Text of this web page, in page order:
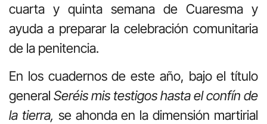
cuarta y quinta semana de Cuaresma y
ayuda a preparar la celebración comunitaria
de la penitencia.
En los cuadernos de este año, bajo el título
general Seréis mis testigos hasta el confín de
la tierra, se ahonda en la dimensión martirial